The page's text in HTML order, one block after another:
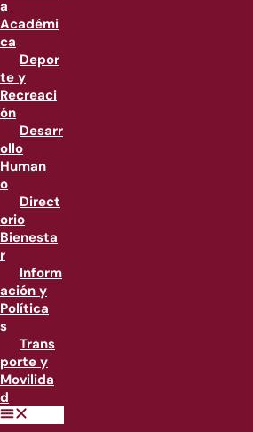
a
Académi
ca
Depor
te y
Recreaci
ón
Desarr
ollo
Human
o
Direct
orio
Bienesta
r
Inform
ación y
Política
s
Trans
porte y
Movilida
d